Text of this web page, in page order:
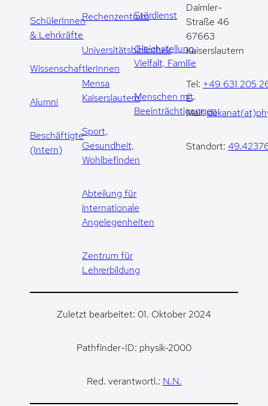
SchülerInnen
& Lehrkräfte
WissenschaftlerInnen
Alumni
Beschäftigte
(Intern)
Rechenzentrum
Universitätsbibliothek
Mensa
Kaiserslautern
Sport,
Gesundheit,
Wohlbefinden
Abteilung für
internationale
Angelegenheiten
Zentrum für
Lehrerbildung
Stördienst
Gleichstellung,
Vielfalt, Familie
Menschen mit
Beeinträchtigungen
Daimler-
Straße 46
67663
Kaiserslautern
Tel: +49 631 205
E-
Mail:
Standort:
Zuletzt bearbeitet: 01. Oktober 2024
Pathfinder-ID: physik-2000
Red. verantwortl.: N.N.